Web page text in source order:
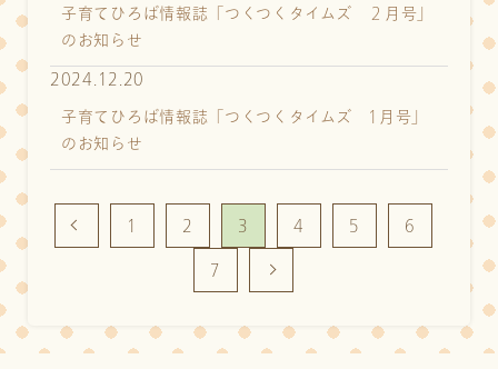
子育てひろば情報誌「つくつくタイムズ ２月号」
のお知らせ
2024.12.20
子育てひろば情報誌「つくつくタイムズ 1月号」
のお知らせ
1 2 3 4 5 6
7